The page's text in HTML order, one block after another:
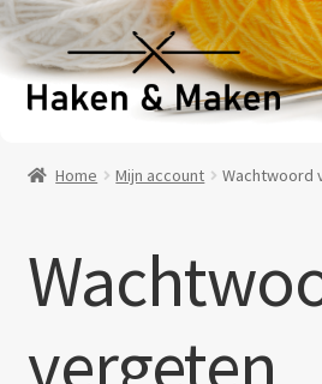
Ga
door
naar
Ga
naar
de
Haakpakketten
Home Mijn account Wachtwoord
vergeten